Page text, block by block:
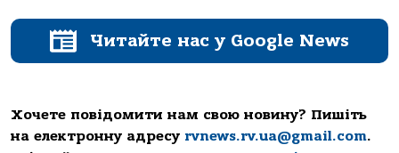
Читайте нас у Google News
Хочете повідомити нам свою новину? Пишіть
на електронну адресу rvnews.rv.ua@gmail.com.